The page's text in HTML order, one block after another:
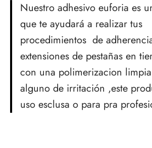
Nuestro adhesivo euforia es
que te ayudará a realizar tus
procedimientos de
extensiones de pestañas en
con una polimerizacion
alguno de irritación ,este
uso esclusa o para pra